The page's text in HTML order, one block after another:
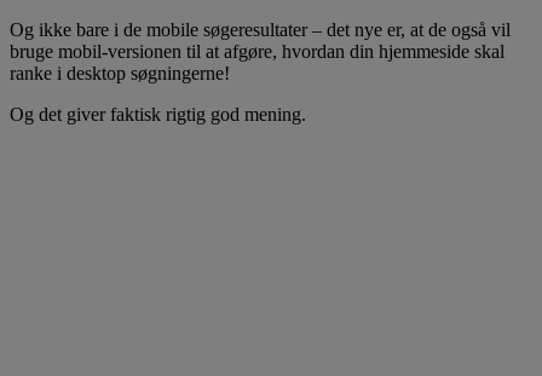
Og ikke bare i de mobile søgeresultater – det nye er, at de også vil
bruge mobil-versionen til at afgøre, hvordan din hjemmeside skal
ranke i desktop søgningerne!
Og det giver faktisk rigtig god mening.